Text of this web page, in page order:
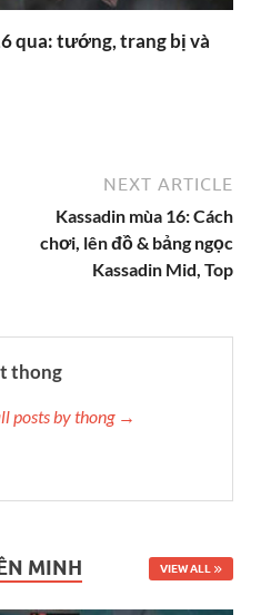
qua: tướng, trang bị và
NEXT ARTICLE
Kassadin mùa 16: Cách
chơi, lên đồ & bảng ngọc
Kassadin Mid, Top
thong
posts by thong →
MINH VIEW ALL